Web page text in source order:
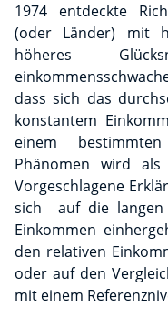
1974 entdeckte
(oder Länder) mit
höheres
dass sich das
konstantem
einem
Phänomen wird als
Vorgeschlagene
sich auf die langen
Einkommen
den relativen
oder auf den
mit einem